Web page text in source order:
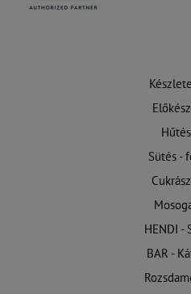
Sütés -
HENDI -
BAR -